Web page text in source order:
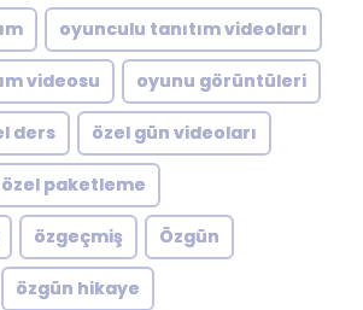
oyunculu tanıtım videoları
videosu oyunu görüntüleri
ders özel gün videoları
özel paketleme
özgeçmiş Özgün
özgün hikaye